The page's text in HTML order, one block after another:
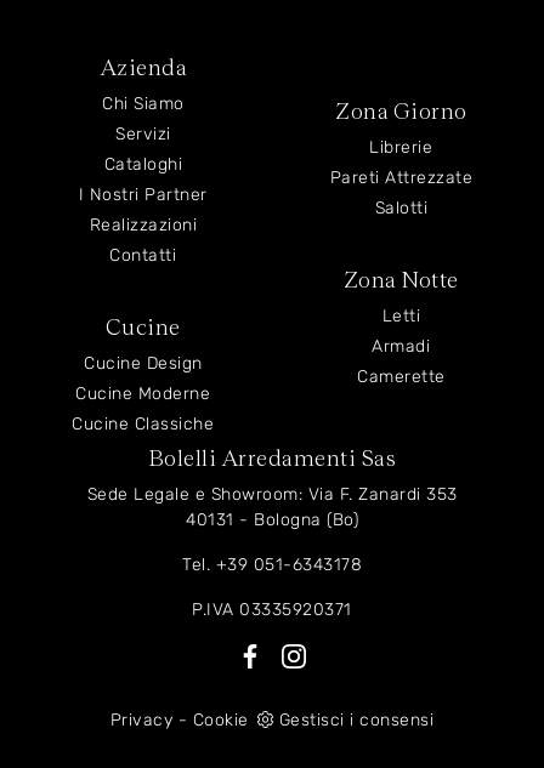
Azienda
Chi Siamo
Servizi
Cataloghi
I Nostri Partner
Realizzazioni
Contatti
Cucine
Cucine Design
Cucine Moderne
Cucine Classiche
Zona Giorno
Librerie
Pareti Attrezzate
Salotti
Zona Notte
Letti
Armadi
Camerette
Bolelli Arredamenti Sas
Sede Legale e Showroom: Via F. Zanardi 353
40131 - Bologna (Bo)
Tel. +39 051-6343178
P.IVA 03335920371
Privacy - Cookie Gestisci i consensi